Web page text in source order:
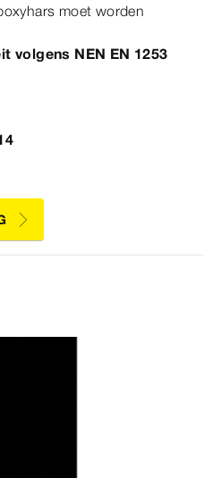
moet worden
volgens NEN EN 1253